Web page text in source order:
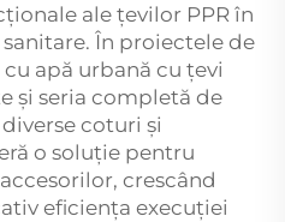
ale țevilor PPR în
În proiectele de
apă urbană cu țevi
și seria completă de
coturi și
o soluție pentru
crescând
eficiența execuției